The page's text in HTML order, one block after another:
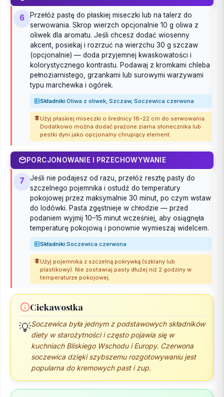
6
Przełóż pastę do płaskiej miseczki lub na talerz do
serwowania. Skrop wierzch opcjonalnie 10 g oliwa z
oliwek dla aromatu. Jeśli chcesz dodać wiosenny
akcent, posiekaj i rozrzuć na wierzchu 30 g szczaw
(opcjonalnie) — doda przyjemnej kwaskowatości i
kolorystycznego kontrastu. Podawaj z kromkami chleba
pełnoziarnistego, grzankami lub surowymi warzywami
typu marchewka i ogórek.
Składniki:Oliwa z oliwek, Szczaw, Soczewica czerwona
Użyj płaskiej miseczki o średnicy 18–22 cm do serwowania.
Dodatkowo można dodać prażone ziarna słonecznika lub
pestki dyni jako opcjonalny chrupiący element.
PORCJONOWANIE I PRZECHOWYWANIE
7
Jeśli nie podajesz od razu, przełóż resztę pasty do
szczelnego pojemnika i ostudź do temperatury
pokojowej przez maksymalnie 30 minut, po czym wstaw
do lodówki. Pasta zgęstnieje w chłodzie — przed
podaniem wyjmij 10–15 minut wcześniej, aby osiągnęła
temperaturę pokojową i ponownie wymieszaj widelcem.
Składniki:Soczewica czerwona
Użyj pojemnika z szczelną pokrywką (szklany lub
plastikowy). Nie zostawiaj pasty dłużej niż 2 godziny w
temperaturze pokojowej.
Ciekawostka
💡Soczewica była jednym z podstawowych składników
diety w starożytności i często pojawia się w
kuchniach Bliskiego Wschodu i Europy. Czerwona
soczewica dzięki szybszemu rozgotowywaniu jest
popularna do kremowych past i zup.